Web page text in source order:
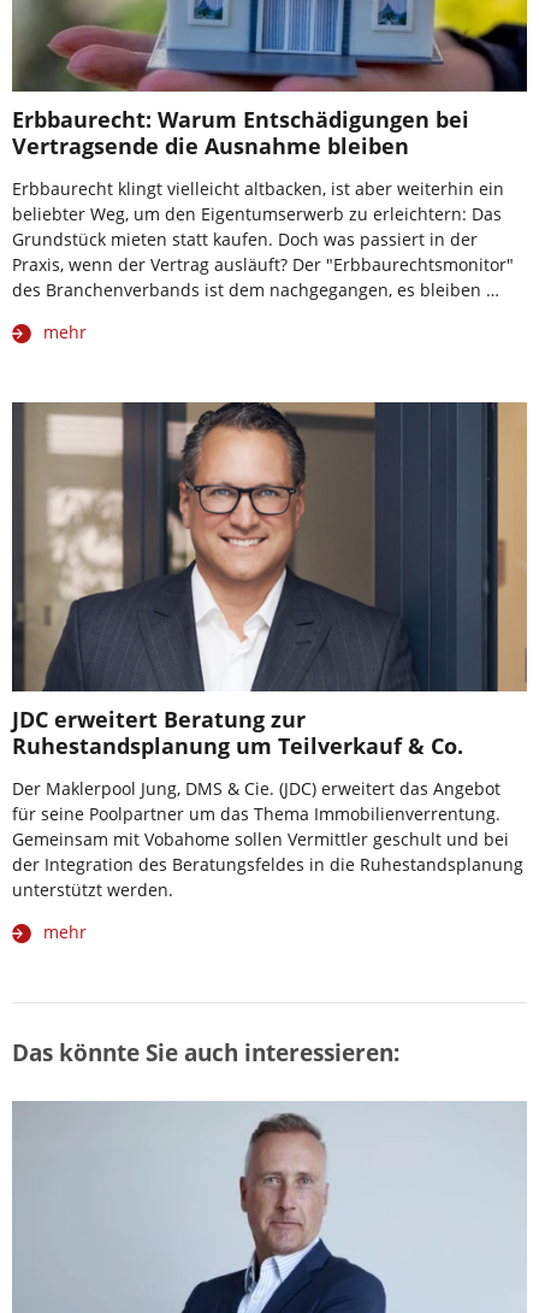
Erbbaurecht: Warum Entschädigungen bei
Vertragsende die Ausnahme bleiben
Erbbaurecht klingt vielleicht altbacken, ist aber weiterhin ein
beliebter Weg, um den Eigentumserwerb zu erleichtern: Das
Grundstück mieten statt kaufen. Doch was passiert in der
Praxis, wenn der Vertrag ausläuft? Der "Erbbaurechtsmonitor"
des Branchenverbands ist dem nachgegangen, es bleiben …
mehr
JDC erweitert Beratung zur
Ruhestandsplanung um Teilverkauf & Co.
Der Maklerpool Jung, DMS & Cie. (JDC) erweitert das Angebot
für seine Poolpartner um das Thema Immobilienverrentung.
Gemeinsam mit Vobahome sollen Vermittler geschult und bei
der Integration des Beratungsfeldes in die Ruhestandsplanung
unterstützt werden.
mehr
Das könnte Sie auch interessieren: